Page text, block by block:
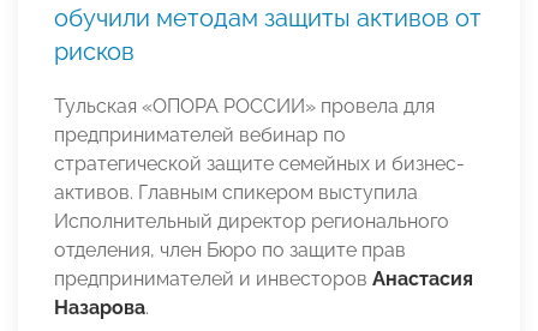
обучили методам защиты активов от
рисков
Тульская «ОПОРА РОССИИ» провела для
предпринимателей вебинар по
стратегической защите семейных и бизнес-
активов. Главным спикером выступила
Исполнительный директор регионального
отделения, член Бюро по защите прав
предпринимателей и инвесторов Анастасия
Назарова.